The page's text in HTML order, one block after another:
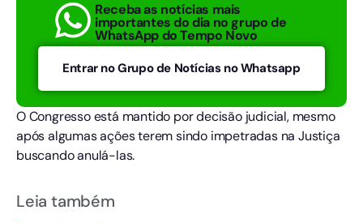
Receba as notícias mais
importantes do dia no grupo de
WhatsApp do Tempo Novo
Entrar no Grupo de Notícias no Whatsapp
O Congresso está mantido por decisão judicial, mesmo
após algumas ações terem sindo impetradas na Justiça
buscando anulá-las.
Leia também